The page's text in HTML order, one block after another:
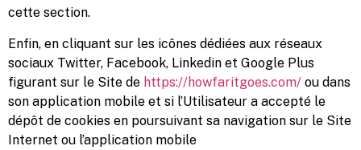
cette section.
Enfin, en cliquant sur les icônes dédiées aux réseaux
sociaux Twitter, Facebook, Linkedin et Google Plus
figurant sur le Site de https://howfaritgoes.com/ ou dans
son application mobile et si l’Utilisateur a accepté le
dépôt de cookies en poursuivant sa navigation sur le Site
Internet ou l’application mobile